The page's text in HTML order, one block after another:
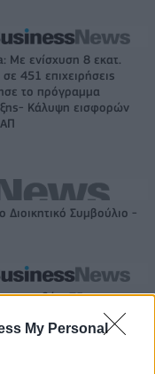
My Personal
Με ενίσχυση 8 εκατ.
451 επιχειρήσεις
το πρόγραμμα
Κάλυψη εισφορών
Διοικητικό Συμβούλιο -
επενδύει 75 εκατ.
στην KG Mobility